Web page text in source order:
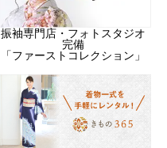
振袖専門店・フォトスタジオ
完備
「ファーストコレクション」